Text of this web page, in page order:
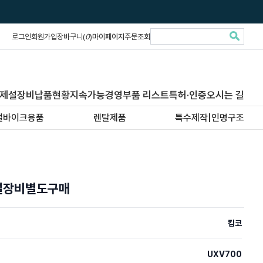
로그인회원가입장바구니(0)마이페이지 주문조회
제설장비납품현황지속가능경영부품 리스트특허·인증오시는 길
바이크용품 렌탈제품 특수제작|인명구조
비별도구매
킴코
UXV700